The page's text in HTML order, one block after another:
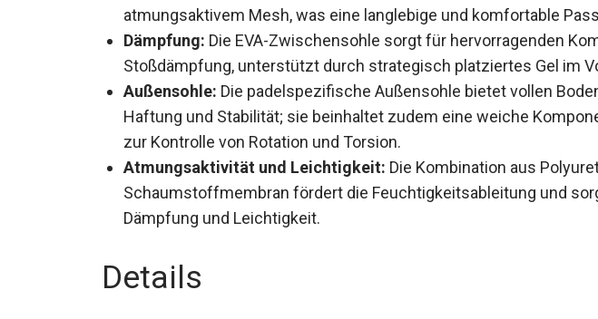
atmungsaktivem Mesh, was eine langlebige und komfortable
Dämpfung: Die EVA-Zwischensohle sorgt für hervorragenden
Stoßdämpfung, unterstützt durch strategisch platziertes Gel im
Rückfußbereich.
Außensohle: Die padelspezifische Außensohle bietet vollen
Haftung und Stabilität; sie beinhaltet zudem eine weiche
Mittelfuß zur Kontrolle von Rotation und Torsion.
Atmungsaktivität und Leichtigkeit:Die Kombination aus
Schaumstoffmembran fördert die Feuchtigkeitsableitung und
Details